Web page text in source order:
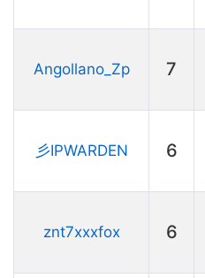
Angollano_Zp 7
彡IPㅤWARDENㅤ 6
znt7xxxfox 6